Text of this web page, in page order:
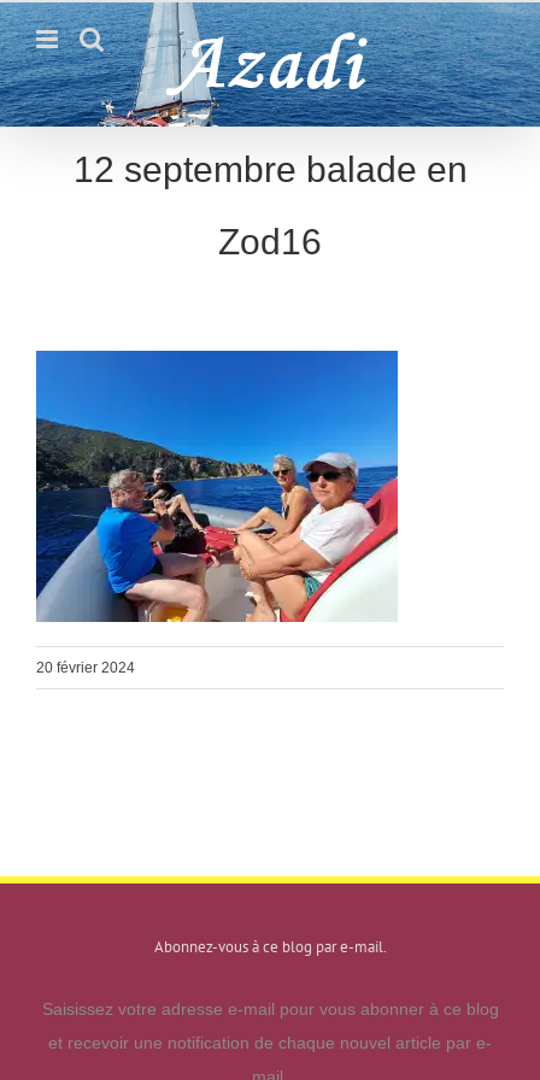
Passer
au
contenu
12 septembre balade en
Zod16
20 février 2024
Abonnez-vous à ce blog par e-mail.
Saisissez votre adresse e-mail pour vous abonner à ce blog
et recevoir une notification de chaque nouvel article par e-